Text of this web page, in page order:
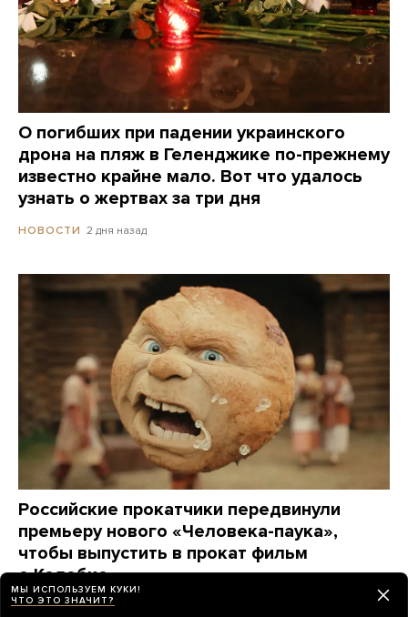
О погибших при падении украинского
дрона на пляж в Геленджике по-прежнему
известно крайне мало. Вот что удалось
узнать о жертвах за три дня
НОВОСТИ 2 дня назад
Российские прокатчики передвинули
премьеру нового «Человека-паука»,
чтобы выпустить в прокат фильм
о Колобке
Зрители обрушили его рейтинг еще до премьеры.
МЫ ИСПОЛЬЗУЕМ КУКИ!
ЧТО ЭТО ЗНАЧИТ?